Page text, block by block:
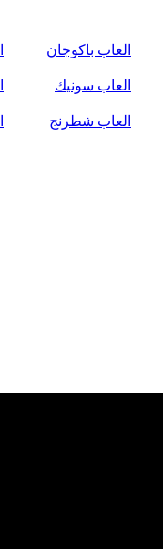
العاب باكوجان
العاب سونيك
العاب شطرنج